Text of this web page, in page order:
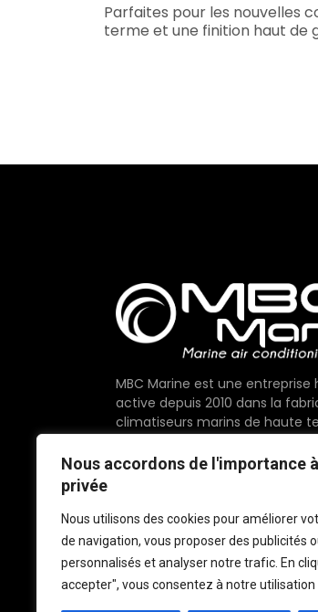
Nous accordons de l'importance
privée
Nous utilisons des cookies pour améliorer
de navigation, vous proposer des publicités
personnalisés et analyser notre trafic. En
accepter", vous consentez à notre utilisation
Parfaites pour les nouvelles
terme et une finition haut de
MBC Marine est une entreprise
active depuis 2010 dans la
climatiseurs marins de haute
Nous proposons des
haute qualité disponibles sur le
européenne.